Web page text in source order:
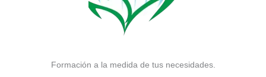
Formación a la medida de tus necesidades.